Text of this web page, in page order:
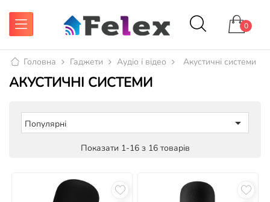
0
Головна Гаджети Аудіо і відео Акустичні системи
АКУСТИЧНІ СИСТЕМИ
Популярні 
Показати 1-16 з 16 товарів